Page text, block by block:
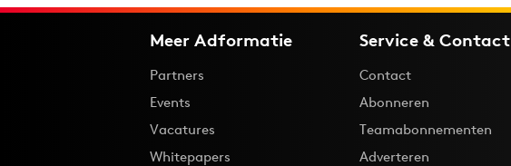
Meer Adformatie
Partners
Events
Vacatures
Whitepapers
Service & Contact
Contact
Abonneren
Teamabonnementen
Adverteren